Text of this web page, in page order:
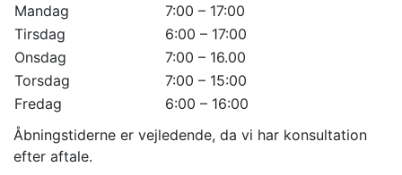
Mandag
7:00 – 17:00
Tirsdag
6:00 – 17:00
Onsdag
7:00 – 16.00
Torsdag
7:00 – 15:00
Fredag
6:00 – 16:00
Åbningstiderne er vejledende, da vi har konsultation
efter aftale.